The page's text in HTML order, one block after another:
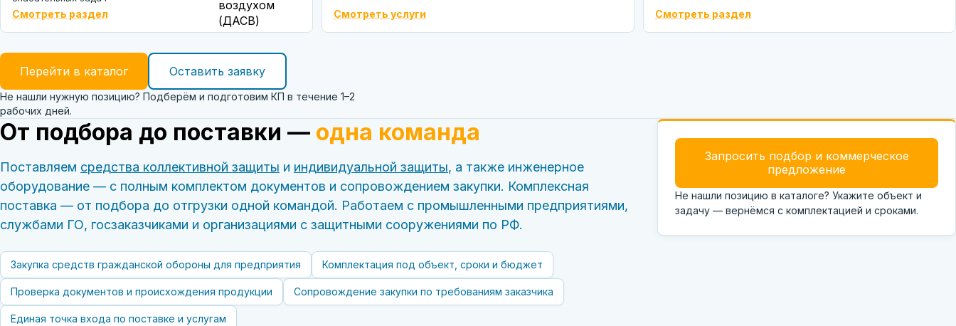
Смотреть раздел Смотреть услуги Смотреть раздел
Перейти в каталог Оставить заявку
Не нашли нужную позицию? Подберём и подготовим КП в течение 1–2
рабочих дней.
От подбора до поставки — одна команда
Поставляем средства коллективной защиты и индивидуальной защиты, а также инженерное
оборудование — с полным комплектом документов и сопровождением закупки. Комплексная
поставка — от подбора до отгрузки одной командой. Работаем с промышленными предприятиями,
службами ГО, госзаказчиками и организациями с защитными сооружениями по РФ.
Закупка средств гражданской обороны для предприятия Комплектация под объект, сроки и бюджет
Проверка документов и происхождения продукции Сопровождение закупки по требованиям заказчика
Единая точка входа по поставке и услугам
Запросить подбор и коммерческое
предложение
Не нашли позицию в каталоге? Укажите объект и
задачу — вернёмся с комплектацией и сроками.